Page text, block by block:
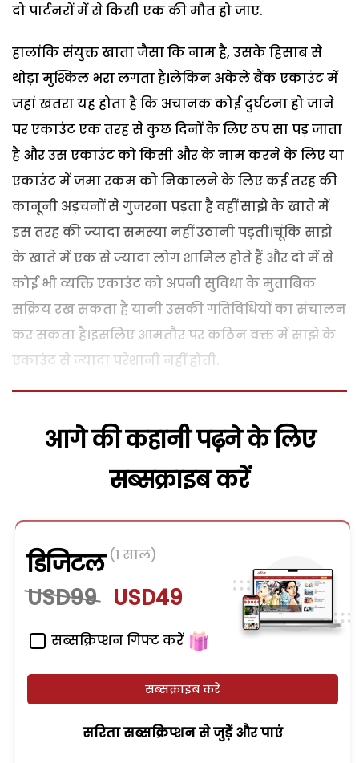
दो पार्टनरों में से किसी एक की मौत हो जाए.
हालांकि संयुक्त खाता जैसा कि नाम है, उसके हिसाब से
थोड़ा मुश्किल भरा लगता है।लेकिन अकेले बैंक एकाउंट में
जहां खतरा यह होता है कि अचानक कोई दुर्घटना हो जाने
पर एकाउंट एक तरह से कुछ दिनों के लिए ठप सा पड़ जाता
है और उस एकाउंट को किसी और के नाम करने के लिए या
एकाउंट में जमा रकम को निकालने के लिए कई तरह की
कानूनी अड़चनों से गुजरना पड़ता है वहीं साझे के खाते में
इस तरह की ज्यादा समस्या नहीं उठानी पड़ती।चूंकि साझे
के खाते में एक से ज्यादा लोग शामिल होते हैं और दो में से
कोई भी व्यक्ति एकाउंट को अपनी सुविधा के मुताबिक
सक्रिय रख सकता है यानी उसकी गतिविधियों का संचालन
कर सकता है।इसलिए आमतौर पर कठिन वक्त में साझे के
एकाउंट से ज्यादा परेशानी नहीं होती.
आगे की कहानी पढ़ने के लिए
सब्सक्राइब करें
डिजिटल (1 साल)
USD99 USD49
सब्सक्रिप्शन गिफ्ट करें
सब्सक्राइब करें
सरिता सब्सक्रिप्शन से जुड़ेें और पाएं